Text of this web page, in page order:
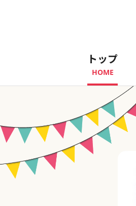
トップ
HOME